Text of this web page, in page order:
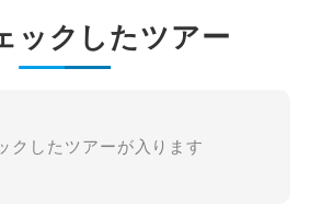
ックしたツアー
クしたツアーが入ります